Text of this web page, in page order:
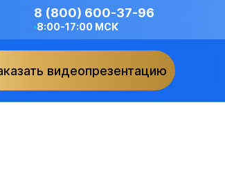
8 (800) 600-37-96
8:00-17:00 МСК
видеопрезентацию